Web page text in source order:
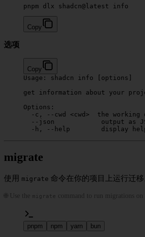
pnpm dlx shadcn@latest info
Copy
选项
Copy
Usage:
shadcn info [options]
get information about your
Options:
  -c,
--cwd <cwd >
  the
working
  --json
            output
as
  -h,
--help
        display
migrate
使用 migrate 命令在你的项目上运行迁移
🌐 Use the migrate command to run migrations on
pnpm npm yarn bun